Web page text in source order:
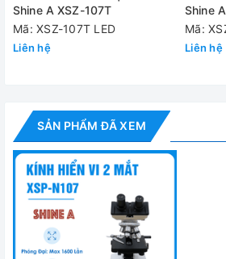
✅01 x Hướng dẫn sử dụng
Đánh giá
Shine A XSZ-107T
Mã: XSZ-107T LED
Liên hệ
Shine
Mã:
Liên hệ
SẢN PHẨM ĐÃ XEM